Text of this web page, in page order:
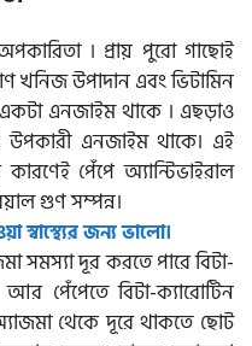
। প্রায় পুরো গাছোই
খনিজ উপাদান এবং ভিটামিন
এনজাইম থাকে । এছড়াও
এনজাইম থাকে। এই
পেঁপে অ্যান্টিভাইরাল
গুণ সম্পন্ন।
স্বাস্থ্যের জন্য ভালো।
সমস্যা দূর করতে পারে বিটা-
পেঁপেতে বিটা-ক্যারোটিন
থেকে দূরে থাকতে ছোট